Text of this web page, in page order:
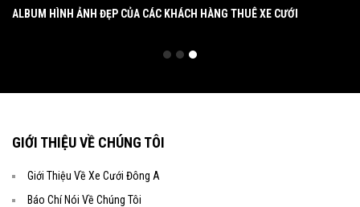
ALBUM HÌNH ẢNH ĐẸP CỦA CÁC KHÁCH HÀNG THUÊ XE CƯỚI
ẢNH CÁC CHÚ RỂ NƯỚC NGOÀI THUÊ XE CƯỚI CỦA ĐÔNG A
GIỚI THIỆU VỀ CHÚNG TÔI
Giới Thiệu Về Xe Cưới Đông A
Báo Chí Nói Về Chúng Tôi